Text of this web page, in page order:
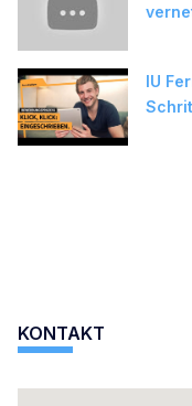
IU
KONTAKT